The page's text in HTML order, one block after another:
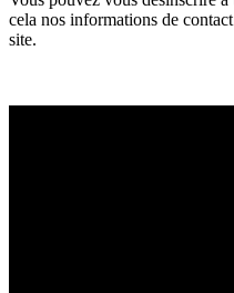
cela nos informations de
site.